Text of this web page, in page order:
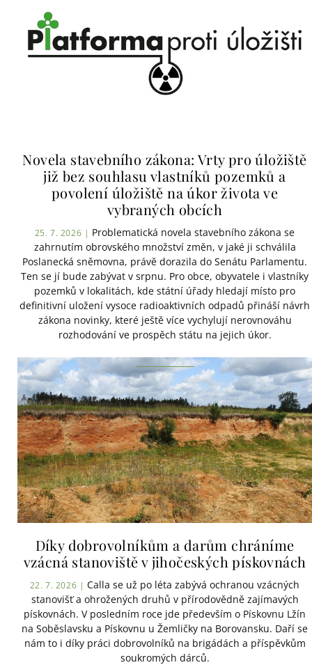
Novela stavebního zákona: Vrty pro úložiště
již bez souhlasu vlastníků pozemků a
povolení úložiště na úkor života ve
vybraných obcích
25. 7. 2026 | Problematická novela stavebního zákona se
zahrnutím obrovského množství změn, v jaké ji schválila
Poslanecká sněmovna, právě dorazila do Senátu Parlamentu.
Ten se jí bude zabývat v srpnu. Pro obce, obyvatele i vlastníky
pozemků v lokalitách, kde státní úřady hledají místo pro
definitivní uložení vysoce radioaktivních odpadů přináší návrh
zákona novinky, které ještě více vychylují nerovnováhu
rozhodování ve prospěch státu na jejich úkor.
Díky dobrovolníkům a darům chráníme
vzácná stanoviště v jihočeských pískovnách
22. 7. 2026 | Calla se už po léta zabývá ochranou vzácných
stanovišť a ohrožených druhů v přírodovědně zajímavých
pískovnách. V posledním roce jde především o Pískovnu Lžín
na Soběslavsku a Pískovnu u Žemličky na Borovansku. Daří se
nám to i díky práci dobrovolníků na brigádách a příspěvkům
soukromých dárců.